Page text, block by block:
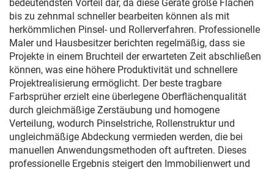
bedeutendsten Vorteil dar, da diese Geräte große Flächen
bis zu zehnmal schneller bearbeiten können als mit
herkömmlichen Pinsel- und Rollerverfahren. Professionelle
Maler und Hausbesitzer berichten regelmäßig, dass sie
Projekte in einem Bruchteil der erwarteten Zeit abschließen
können, was eine höhere Produktivität und schnellere
Projektrealisierung ermöglicht. Der beste tragbare
Farbsprüher erzielt eine überlegene Oberflächenqualität
durch gleichmäßige Zerstäubung und homogene
Verteilung, wodurch Pinselstriche, Rollenstruktur und
ungleichmäßige Abdeckung vermieden werden, die bei
manuellen Anwendungsmethoden oft auftreten. Dieses
professionelle Ergebnis steigert den Immobilienwert und